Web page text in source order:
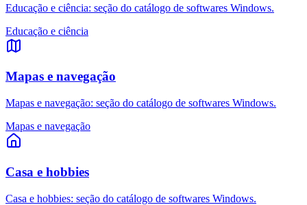
Educação e ciência: seção do catálogo de softwares Windows.
Educação e ciência
Mapas e navegação
Mapas e navegação: seção do catálogo de softwares Windows.
Mapas e navegação
Casa e hobbies
Casa e hobbies: seção do catálogo de softwares Windows.